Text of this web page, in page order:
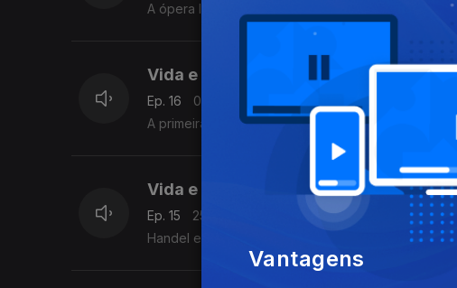
A ópera Il Pastor Fido (1712). Influências do drama
Vida e Obra de Handel (11)
Ep. 16
02 mai. 2026
A primeira ida a Londres: Rinaldo (1711).
Vida e Obra de Handel (10)
Ep. 15
25 abr. 2026
Handel em Hanover
Vantagens